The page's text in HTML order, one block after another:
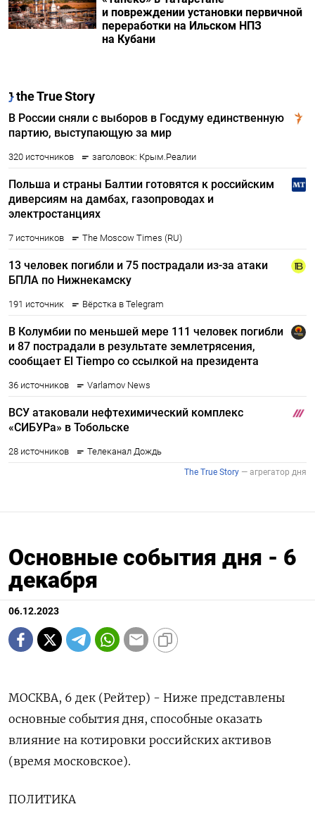
и повреждении установки первичной
переработки на Ильском НПЗ
на Кубани
Основные события дня - 6
декабря
06.12.2023
МОСКВА, 6 дек (Рейтер) - Ниже представлены
основные события дня, способные оказать
влияние на котировки российских активов
(время московское).
ПОЛИТИКА